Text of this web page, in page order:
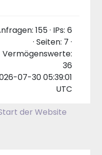
155 · IPs: 6
· Seiten: 7 ·
Vermögenswerte:
36
07-30 05:39:01
UTC
der Website